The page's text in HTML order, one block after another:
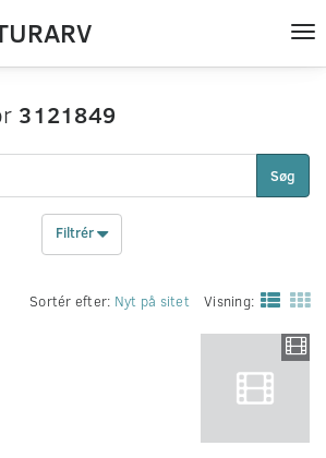
3121849
Søg
Filtrér
Sortér efter: Nyt på sitet Visning: